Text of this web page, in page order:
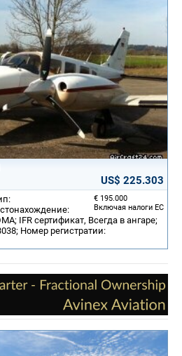
US$ 225.303
€ 195.000
Включая налоги ЕС
IFR сертификат, Всегда в ангаре;
Номер регистратии: